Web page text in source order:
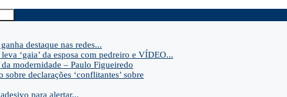
destaque nas redes...
‘gaia’ da esposa com pedreiro e VÍDEO...
modernidade – Paulo Figueiredo
declarações ‘conflitantes’ sobre
para alertar...